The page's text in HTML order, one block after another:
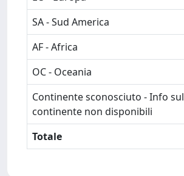
SA - Sud America
AF - Africa
OC - Oceania
Continente sconosciuto - Info sul
continente non disponibili
Totale